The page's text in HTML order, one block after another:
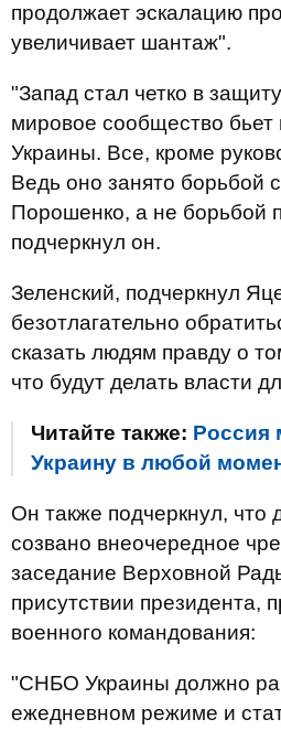
продолжает эскалацию
увеличивает шантаж".
"Запад стал четко в
мировое сообщество бьет
Украины. Все, кроме
Ведь оно занято борьбой
Порошенко, а не борьбой
подчеркнул он.
Зеленский, подчеркнул
безотлагательно
сказать людям правду о
что будут делать власти
Читайте также: Россия
Украину в любой
Он также подчеркнул, что
созвано внеочередное
заседание Верховной
присутствии президента,
военного командования:
"СНБО Украины должно
ежедневном режиме и